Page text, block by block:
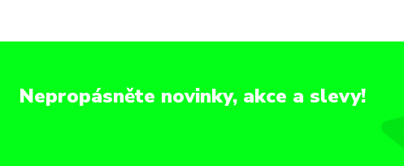
Nepropásněte novinky, akce a slevy!